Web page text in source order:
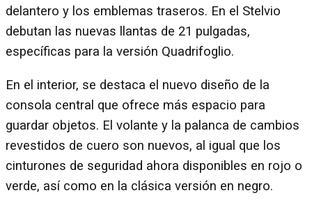
delantero y los emblemas traseros. En el Stelvio
debutan las nuevas llantas de 21 pulgadas,
específicas para la versión Quadrifoglio.
En el interior, se destaca el nuevo diseño de la
consola central que ofrece más espacio para
guardar objetos. El volante y la palanca de cambios
revestidos de cuero son nuevos, al igual que los
cinturones de seguridad ahora disponibles en rojo o
verde, así como en la clásica versión en negro.